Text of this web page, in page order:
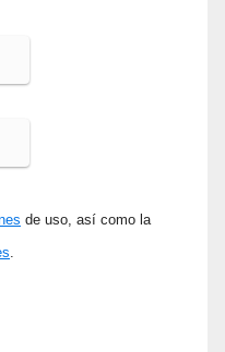
de uso, así como la